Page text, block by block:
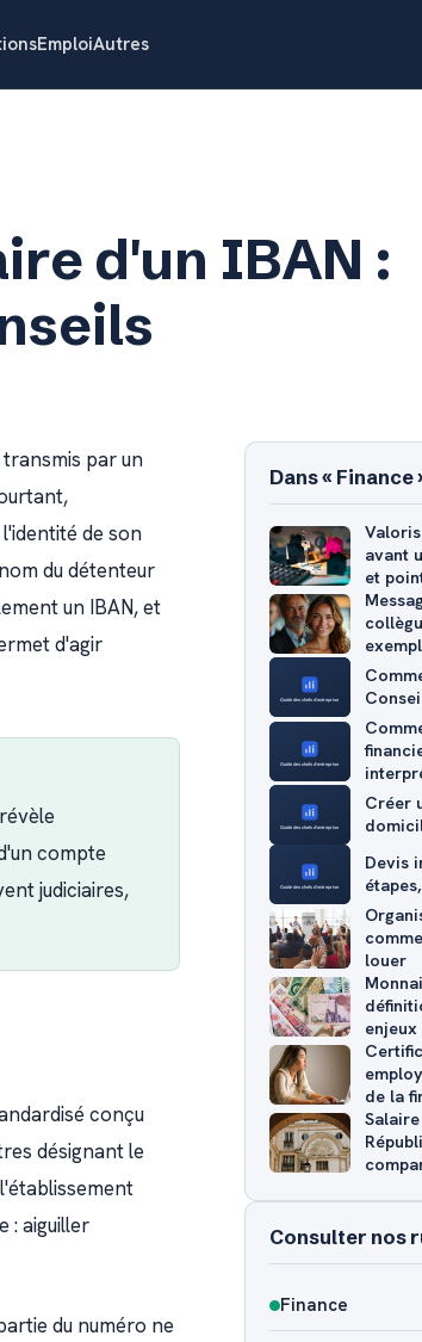
EmploiAutres
d'un IBAN :
par un
de son
du détenteur
un IBAN, et
d'agir
compte
judiciaires,
conçu
désignant le
: aiguiller
du numéro ne
Dans « Finance
avant
et
Créer
Devis
louer
de la
Consulter nos
Finance